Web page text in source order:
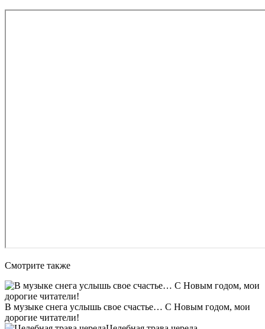
Смотрите также
В музыке снега услышь свое счастье… С Новым годом, мои
дорогие читатели!